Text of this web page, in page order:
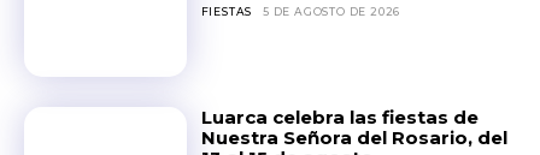
FIESTAS 5 DE AGOSTO DE 2026
Luarca celebra las fiestas de
Nuestra Señora del Rosario, del